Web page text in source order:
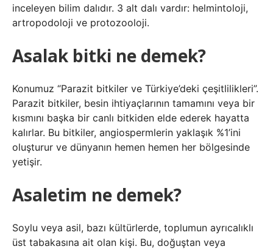
inceleyen bilim dalıdır. 3 alt dalı vardır: helmintoloji,
artropodoloji ve protozooloji.
Asalak bitki ne demek?
Konumuz “Parazit bitkiler ve Türkiye’deki çeşitlilikleri”.
Parazit bitkiler, besin ihtiyaçlarının tamamını veya bir
kısmını başka bir canlı bitkiden elde ederek hayatta
kalırlar. Bu bitkiler, angiospermlerin yaklaşık %1’ini
oluşturur ve dünyanın hemen hemen her bölgesinde
yetişir.
Asaletim ne demek?
Soylu veya asil, bazı kültürlerde, toplumun ayrıcalıklı
üst tabakasına ait olan kişi. Bu, doğuştan veya